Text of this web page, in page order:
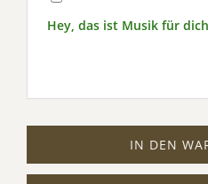
Hey, das ist Musik für dich
IN DEN